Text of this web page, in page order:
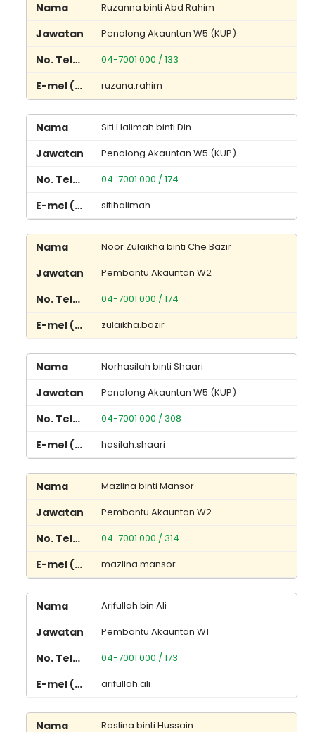
Ruzanna binti Abd Rahim
Penolong Akauntan W5 (KUP)
04-7001 000 / 133
ruzana.rahim
Siti Halimah binti Din
Penolong Akauntan W5 (KUP)
04-7001 000 / 174
sitihalimah
Noor Zulaikha binti Che Bazir
Pembantu Akauntan W2
04-7001 000 / 174
zulaikha.bazir
Norhasilah binti Shaari
Penolong Akauntan W5 (KUP)
04-7001 000 / 308
hasilah.shaari
Mazlina binti Mansor
Pembantu Akauntan W2
04-7001 000 / 314
mazlina.mansor
Arifullah bin Ali
Pembantu Akauntan W1
04-7001 000 / 173
arifullah.ali
Roslina binti Hussain